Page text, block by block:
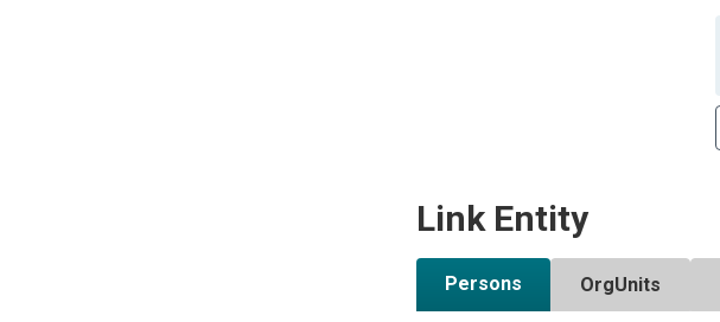
Link Entity
Persons OrgUnits